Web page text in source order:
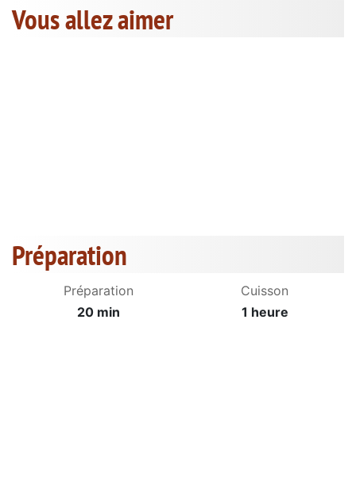
Vous allez aimer
Préparation
Préparation
20 min
Cuisson
1 heure